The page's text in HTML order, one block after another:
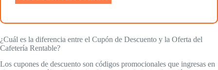
¿Cuál es la diferencia entre el Cupón de Descuento y la Oferta del
Cafetería Rentable?
Los cupones de descuento son códigos promocionales que ingresas en